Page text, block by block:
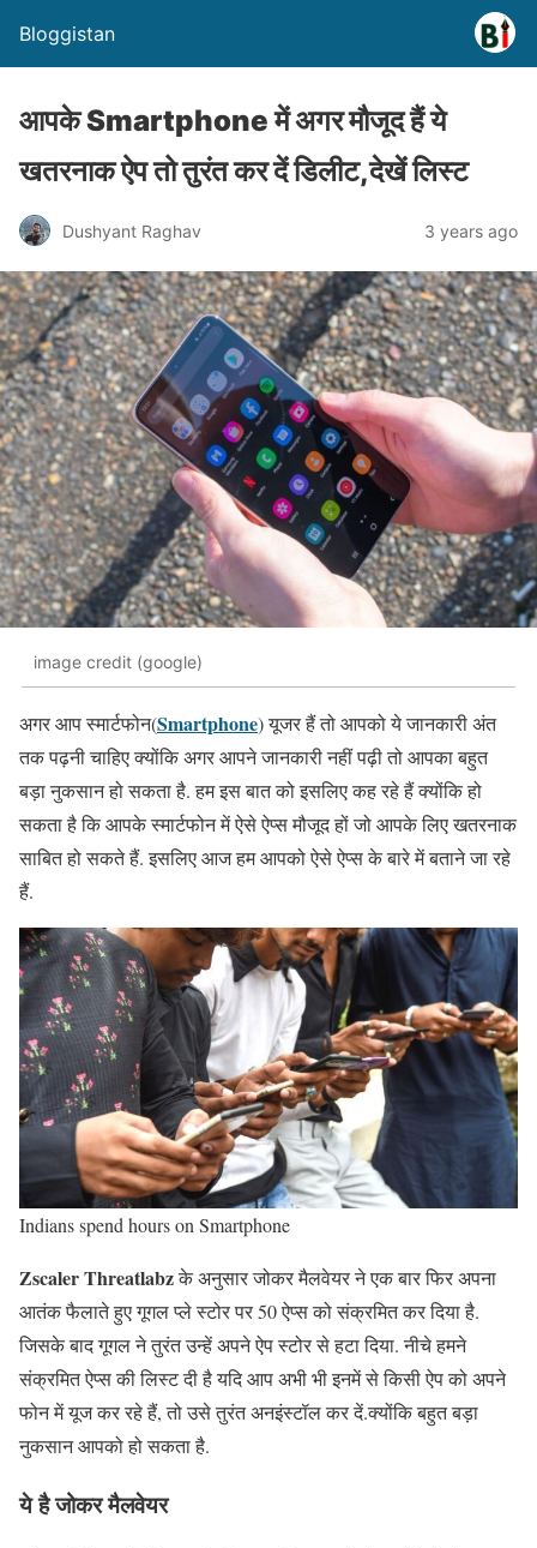
Bloggistan
आपके Smartphone में अगर मौजूद हैं ये
खतरनाक ऐप तो तुरंत कर दें डिलीट,देखें लिस्ट
Dushyant Raghav 3 years ago
image credit (google)
अगर आप स्मार्टफोन(Smartphone) यूजर हैं तो आपको ये जानकारी अंत
तक पढ़नी चाहिए क्योंकि अगर आपने जानकारी नहीं पढ़ी तो आपका बहुत
बड़ा नुकसान हो सकता है. हम इस बात को इसलिए कह रहे हैं क्योंकि हो
सकता है कि आपके स्मार्टफोन में ऐसे ऐप्स मौजूद हों जो आपके लिए खतरनाक
साबित हो सकते हैं. इसलिए आज हम आपको ऐसे ऐप्स के बारे में बताने जा रहे
हैं.
Indians spend hours on Smartphone
Zscaler Threatlabz​​के अनुसार जोकर मैलवेयर ने एक बार फिर अपना
आतंक फैलाते हुए गूगल प्ले स्टोर पर 50 ऐप्स को संक्रमित कर दिया है.
जिसके बाद गूगल ने तुरंत उन्हें अपने ऐप स्टोर से हटा दिया. नीचे हमने
संक्रमित ऐप्स की लिस्ट दी है यदि आप अभी भी इनमें से किसी ऐप को अपने
फोन में यूज कर रहे हैं, तो उसे तुरंत अनइंस्टॉल कर दें.क्योंकि बहुत बड़ा
नुकसान आपको हो सकता है.
ये है जोकर मैलवेयर